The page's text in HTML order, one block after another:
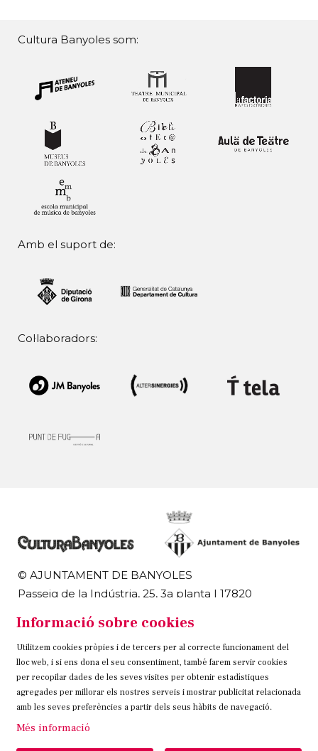
Cultura Banyoles som:
Amb el suport de:
Col·laboradors:
© AJUNTAMENT DE BANYOLES
Passeig de la Indústria, 25, 3a planta | 17820
972 58 18 48 | 972 57 00 50
Sitemap Avís Legal Ús de Cookies Contacteu
Link a instagram
Link a twitter
Link a facebook
Informació sobre cookies
Utilitzem cookies pròpies i de tercers per al correcte funcionament del
lloc web, i si ens dona el seu consentiment, també farem servir cookies
per recopilar dades de les seves visites per obtenir estadístiques
agregades per millorar els nostres serveis i mostrar publicitat relacionada
amb les seves preferències a partir dels seus hàbits de navegació.
Més informació